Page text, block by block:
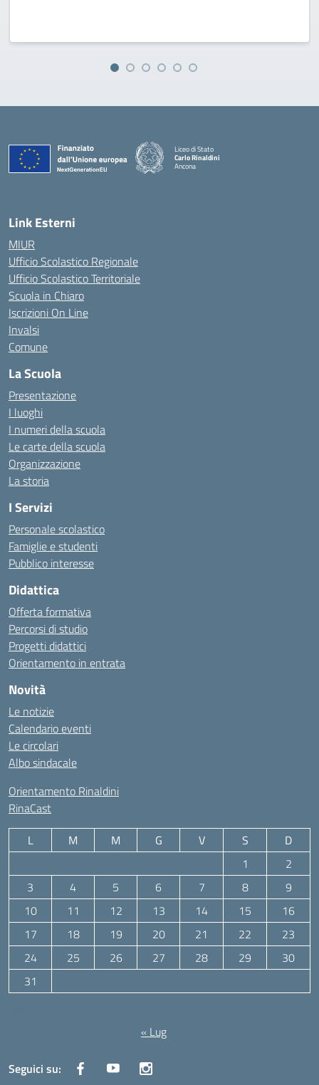
Liceo di Stato
Carlo Rinaldini
Ancona
Link Esterni
MIUR
Ufficio Scolastico Regionale
Ufficio Scolastico Territoriale
Scuola in Chiaro
Iscrizioni On Line
Invalsi
Comune
La Scuola
Presentazione
I luoghi
I numeri della scuola
Le carte della scuola
Organizzazione
La storia
I Servizi
Personale scolastico
Famiglie e studenti
Pubblico interesse
Didattica
Offerta formativa
Percorsi di studio
Progetti didattici
Orientamento in entrata
Novità
Le notizie
Calendario eventi
Le circolari
Albo sindacale
Orientamento Rinaldini
RinaCast
L M M G V S
D
1
2
3
4 5 6 7 8
9
10
11 12 13 14 15
16
17
18 19 20 21 22
23
24
25 26 27 28 29
30
31
« Lug
Seguici su: